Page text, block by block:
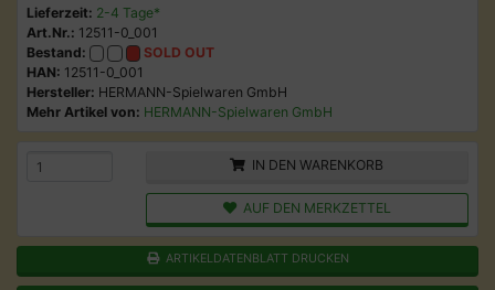
Lieferzeit: 2-4 Tage*
Art.Nr.: 12511-0_001
Bestand:
SOLD OUT
HAN: 12511-0_001
Hersteller: HERMANN-Spielwaren GmbH
Mehr Artikel von: HERMANN-Spielwaren GmbH
IN DEN WARENKORB
AUF DEN MERKZETTEL
ARTIKELDATENBLATT DRUCKEN